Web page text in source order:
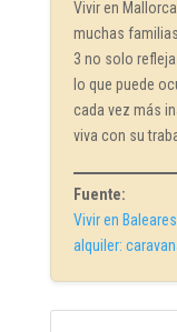
Vivir en
muchas
3 no solo
lo que puede
cada vez más
viva con su
Fuente:
Vivir en
alquiler: